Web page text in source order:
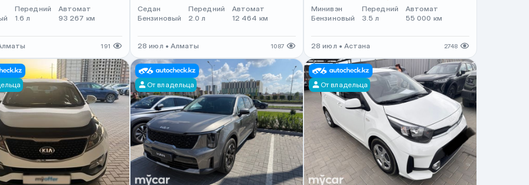
Передний
1.6 л
Автомат
93 267 км
191
Седан
Бензиновый
Передний
2.0 л
Автомат
12 464 км
28 июл • Алматы 1087
Минивэн
Бензиновый
Передний
3.5 л
Автомат
55 000 км
28 июл • Астана 2748
От владельца От владельца